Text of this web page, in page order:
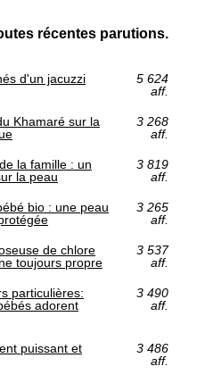
récentes parutions.
d'un jacuzzi
5 624
aff.
Khamaré sur la
3 268
aff.
la famille : un
la peau
3 819
aff.
bio : une peau
3 265
aff.
de chlore
toujours propre
3 537
aff.
particulières:
adorent
3 490
aff.
puissant et
3 486
aff.